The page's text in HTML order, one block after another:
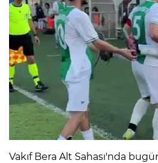
Vakıf Bera Alt Sahası'nda